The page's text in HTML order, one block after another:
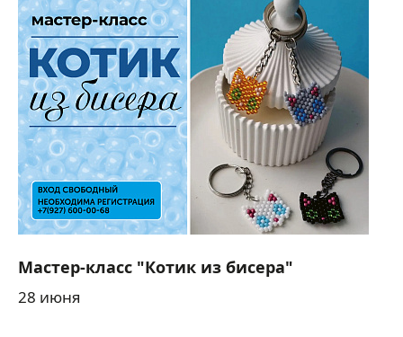
Мастер-класс "Котик из бисера"
28 июня